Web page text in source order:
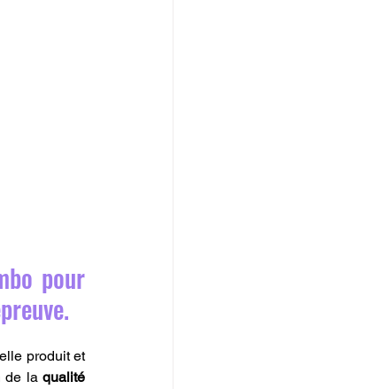
pour
produit et
de la qualité